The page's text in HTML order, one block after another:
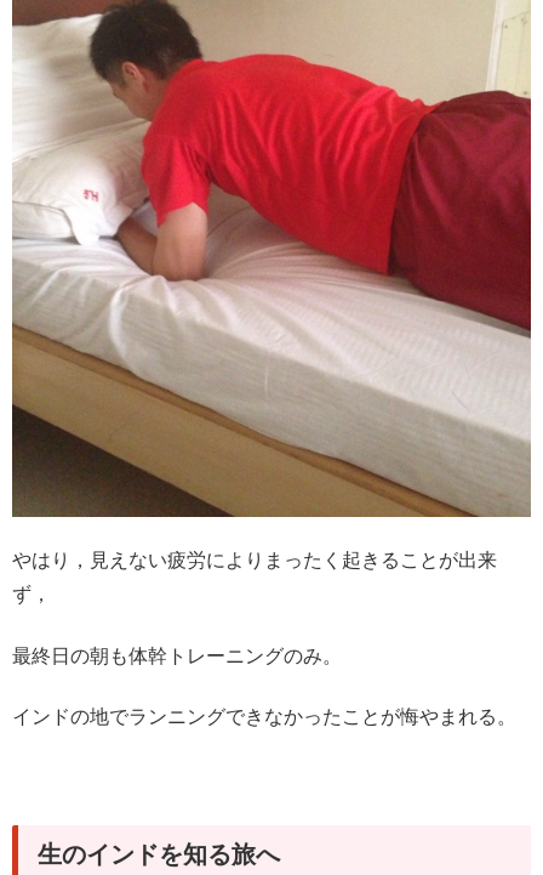
やはり，見えない疲労によりまったく起きることが出来
ず，
最終日の朝も体幹トレーニングのみ。
インドの地でランニングできなかったことが悔やまれる。
生のインドを知る旅へ